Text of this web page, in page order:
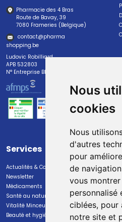
Nous
cookies
Nous
d'autres
pour
de
vous
personnalisé
ciblées, pour
notre site et
Pharmacie des 4 Bras
Route de Bavay, 39
7080 Frameries (Belgique)
contact@pharma
shopping.be
Ludovic Robilliard
APB 532803
N° Entreprise BE0447.382.113
Services
Actualités & Conseils
Newsletter
Médicaments
Santé au naturel
Vitalité Minceur Nutrition
Beauté et hygiène